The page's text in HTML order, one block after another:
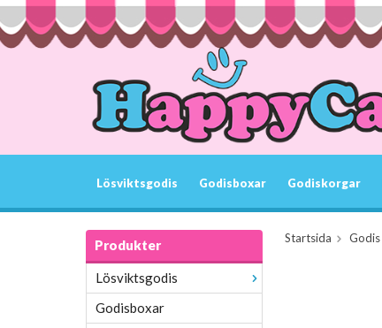
Lösviktsgodis Godisboxar Godiskorgar
Produkter
Lösviktsgodis
Godisboxar
Startsida Godis